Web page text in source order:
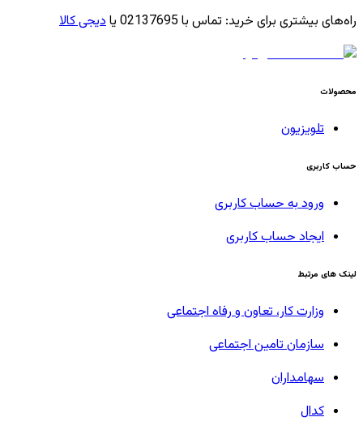
راه‌های بیشتری برای خرید: تماس با 02137695 یا دیجی کالا
محصولات
تلویزیون
حساب کاربری
ورود به حساب کاربری
ایجاد حساب کاربری
لینک های مرتبط
وزارت کار، تعاون و رفاه اجتماعی
سازمان تامین اجتماعی
سهامداران
کدال